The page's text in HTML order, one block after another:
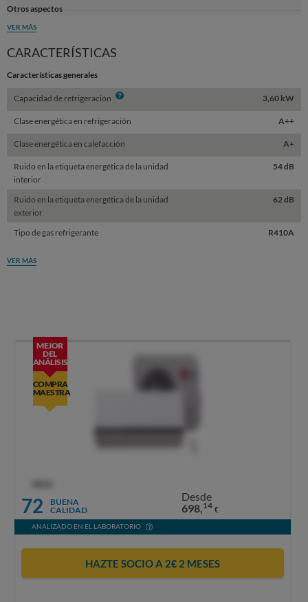
Otros aspectos
VER MÁS
CARACTERÍSTICAS
Características generales
Capacidad de refrigeración Info 3,60 kW
Clase energética en refrigeración A++
Clase energética en calefacción A+
Ruido en la etiqueta energética de la unidad
interior
54 dB
Ruido en la etiqueta energética de la unidad
exterior
62 dB
Tipo de gas refrigerante R410A
VER MÁS
MEJOR
DEL
ANÁLISIS
COMPRA
MAESTRA
72
BUENA
CALIDAD
Desde
698,14 €
ANALIZADO EN EL LABORATORIO
HAZTE SOCIO A 2€ 2 MESES